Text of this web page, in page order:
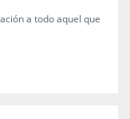
a todo aquel que